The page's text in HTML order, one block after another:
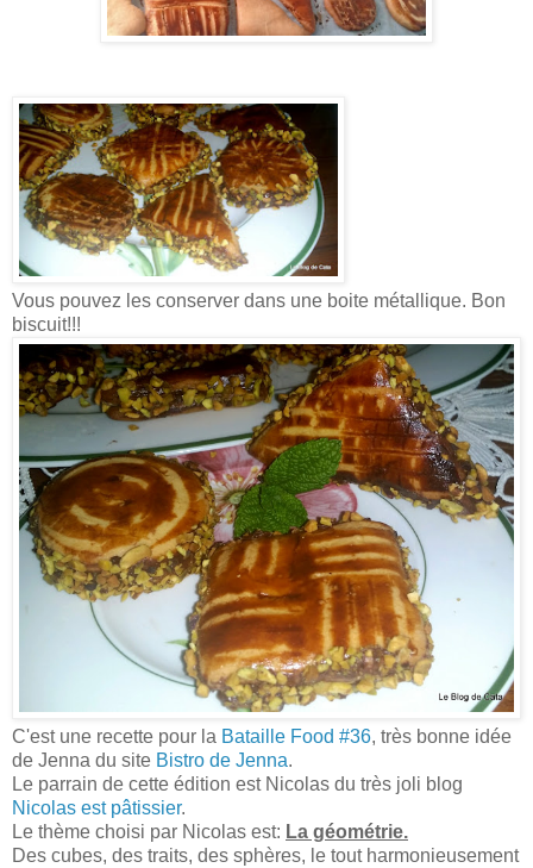
Vous pouvez les conserver dans une boite métallique. Bon
biscuit!!!
C'est une recette pour la Bataille Food #36, très bonne idée
de Jenna du site Bistro de Jenna.
Le parrain de cette édition est Nicolas du très joli blog
Nicolas est pâtissier.
Le thème choisi par Nicolas est: La géométrie.
Des cubes, des traits, des sphères, le tout harmonieusement